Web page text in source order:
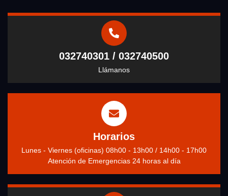
032740301 / 032740500
Llámanos
Horarios
Lunes - Viernes (oficinas) 08h00 - 13h00 / 14h00 - 17h00
Atención de Emergencias 24 horas al día